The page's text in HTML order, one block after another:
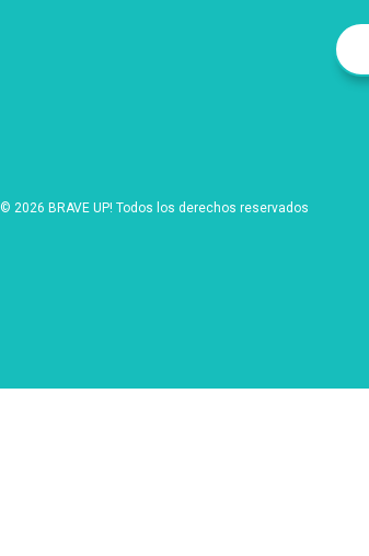
© 2026 BRAVE UP! Todos los derechos reservados